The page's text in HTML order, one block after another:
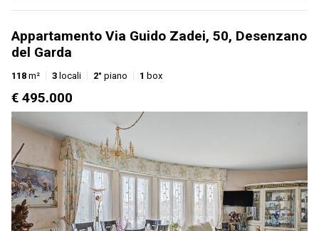
Appartamento Via Guido Zadei, 50, Desenzano
del Garda
118 m² 3 locali 2° piano 1 box
€ 495.000